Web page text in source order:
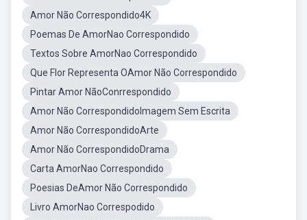
Amor Não Correspondido4K
Poemas De AmorNao Correspondido
Textos Sobre AmorNao Correspondido
Que Flor Representa OAmor Não Correspondido
Pintar Amor NãoConrrespondido
Amor Não CorrespondidoImagem Sem Escrita
Amor Não CorrespondidoArte
Amor Não CorrespondidoDrama
Carta AmorNao Correspondido
Poesias DeAmor Não Correspondido
Livro AmorNao Correspodido